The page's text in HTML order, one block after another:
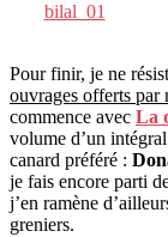
bilal_01
Pour finir, je ne
ouvrages offerts par
commence avec La
volume d’un
canard préféré :
je fais encore parti
j’en ramène
greniers.